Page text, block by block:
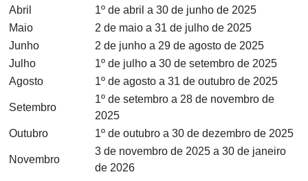
Abril
1º de abril a 30 de junho de 2025
Maio
2 de maio a 31 de julho de 2025
Junho
2 de junho a 29 de agosto de 2025
Julho
1º de julho a 30 de setembro de 2025
Agosto
1º de agosto a 31 de outubro de 2025
Setembro
1º de setembro a 28 de novembro de
2025
Outubro
1º de outubro a 30 de dezembro de 2025
Novembro
3 de novembro de 2025 a 30 de janeiro
de 2026